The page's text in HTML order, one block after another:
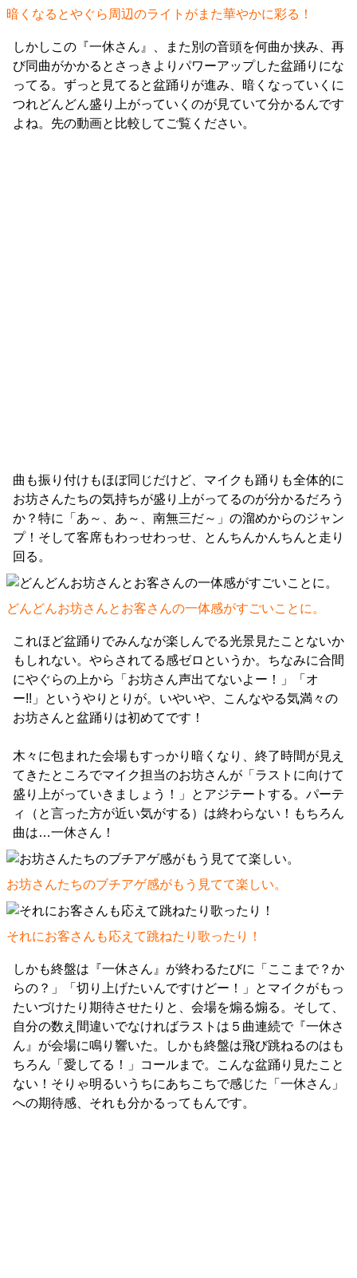
暗くなるとやぐら周辺のライトがまた華やかに彩る！
しかしこの『一休さん』、また別の音頭を何曲か挟み、再
び同曲がかかるとさっきよりパワーアップした盆踊りにな
ってる。ずっと見てると盆踊りが進み、暗くなっていくに
つれどんどん盛り上がっていくのが見ていて分かるんです
よね。先の動画と比較してご覧ください。
曲も振り付けもほぼ同じだけど、マイクも踊りも全体的に
お坊さんたちの気持ちが盛り上がってるのが分かるだろう
か？特に「あ～、あ～、南無三だ～」の溜めからのジャン
プ！そして客席もわっせわっせ、とんちんかんちんと走り
回る。
どんどんお坊さんとお客さんの一体感がすごいことに。
これほど盆踊りでみんなが楽しんでる光景見たことないか
もしれない。やらされてる感ゼロというか。ちなみに合間
にやぐらの上から「お坊さん声出てないよー！」「オ
ー!!」というやりとりが。いやいや、こんなやる気満々の
お坊さんと盆踊りは初めてです！
木々に包まれた会場もすっかり暗くなり、終了時間が見え
てきたところでマイク担当のお坊さんが「ラストに向けて
盛り上がっていきましょう！」とアジテートする。パーテ
ィ（と言った方が近い気がする）は終わらない！もちろん
曲は…一休さん！
お坊さんたちのブチアゲ感がもう見てて楽しい。
それにお客さんも応えて跳ねたり歌ったり！
しかも終盤は『一休さん』が終わるたびに「ここまで？か
らの？」「切り上げたいんですけどー！」とマイクがもっ
たいづけたり期待させたりと、会場を煽る煽る。そして、
自分の数え間違いでなければラストは５曲連続で『一休さ
ん』が会場に鳴り響いた。しかも終盤は飛び跳ねるのはも
ちろん「愛してる！」コールまで。こんな盆踊り見たこと
ない！そりゃ明るいうちにあちこちで感じた「一休さん」
への期待感、それも分かるってもんです。